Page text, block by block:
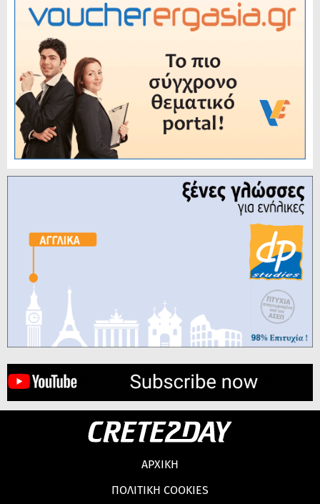
ΑΡΧΙΚΗ
ΠΟΛΙΤΙΚΗ COOKIES